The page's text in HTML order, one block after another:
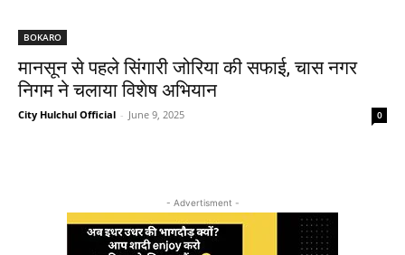
BOKARO
मानसून से पहले सिंगारी जोरिया की सफाई, चास नगर
निगम ने चलाया विशेष अभियान
City Hulchul Official - June 9, 2025 0
- Advertisment -